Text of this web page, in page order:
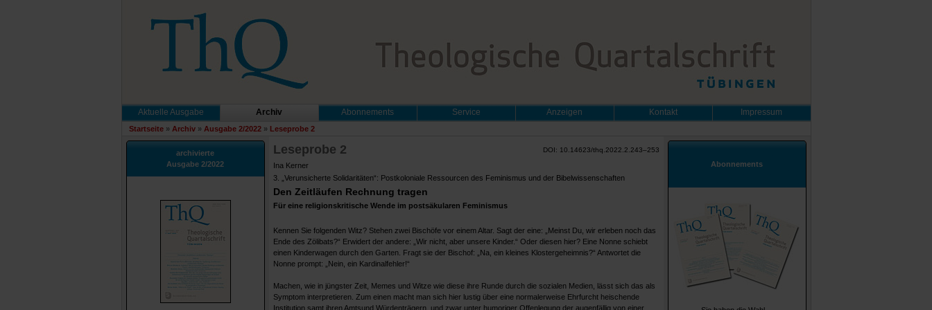
Aktuelle Ausgabe Archiv Abonnements Service Anzeigen Kontakt Impressum
Startseite» Archiv» Ausgabe 2/2022» Leseprobe 2
archivierte
Ausgabe 2/2022
Leseprobe 2 DOI: 10.14623/thq.2022.2.243–253
Ina Kerner
3. „Verunsicherte Solidaritäten“: Postkoloniale Ressourcen des Feminismus und der Bibelwissenschaften
Den Zeitläufen Rechnung tragen
Für eine religionskritische Wende im postsäkularen Feminismus
Kennen Sie folgenden Witz? Stehen zwei Bischöfe vor einem Altar. Sagt der eine: „Meinst Du, wir erleben noch das
Ende des Zölibats?“ Erwidert der andere: „Wir nicht, aber unsere Kinder.“ Oder diesen hier? Eine Nonne schiebt
einen Kinderwagen durch den Garten. Fragt sie der Bischof: „Na, ein kleines Klostergeheimnis?“ Antwortet die
Nonne prompt: „Nein, ein Kardinalfehler!“
Machen, wie in jüngster Zeit, Memes und Witze wie diese ihre Runde durch die sozialen Medien, lässt sich das als
Symptom interpretieren. Zum einen macht man sich hier lustig über eine normalerweise Ehrfurcht heischende
Institution samt ihren Amtsund Würdenträgern, und zwar unter humoriger Offenlegung der augenfällig von einer
Abonnements